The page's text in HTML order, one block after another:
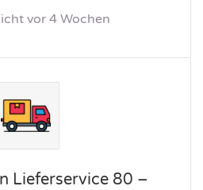
vor 4 Wochen
Lieferservice 80 –